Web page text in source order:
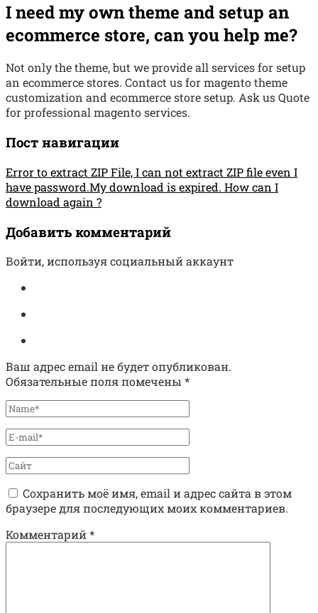
I need my own theme and setup an
ecommerce store, can you help me?
Not only the theme, but we provide all services for setup
an ecommerce stores. Contact us for magento theme
customization and ecommerce store setup. Ask us Quote
for professional magento services.
Пост навигации
Error to extract ZIP File, I can not extract ZIP file even I
have password.My download is expired. How can I
download again ?
Добавить комментарий
Войти, используя социальный аккаунт
Ваш адрес email не будет опубликован.
Обязательные поля помечены *
Сохранить моё имя, email и адрес сайта в этом
браузере для последующих моих комментариев.
Комментарий*